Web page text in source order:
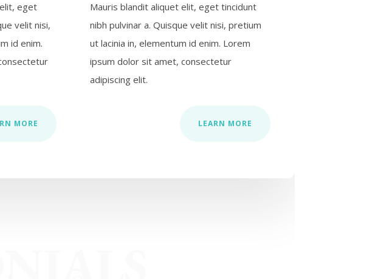
eget
velit nisi,
id enim.
MORE
Mauris blandit aliquet elit, eget tincidunt
nibh pulvinar a. Quisque velit nisi, pretium
ut lacinia in, elementum id enim. Lorem
ipsum dolor sit amet, consectetur
adipiscing elit.
LEARN MORE